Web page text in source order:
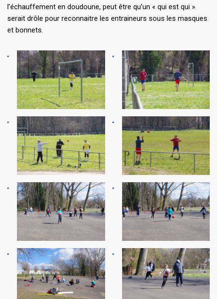
l’échauffement en doudoune, peut être qu’un « qui est qui »
serait drôle pour reconnaitre les entraineurs sous les masques
et bonnets.